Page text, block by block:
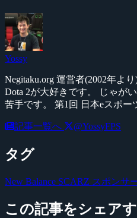
Yossy
Negitaku.org 運営者(2002年より
Dota 2が大好きです。 じゃが
苦手です。 第1回 日本eスポー
記事一覧へ @YossyFPS
タグ
New Balance SCARZ スポンサ
この記事をシェア